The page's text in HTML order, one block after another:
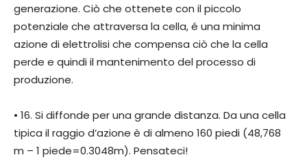
generazione. Ciò che ottenete con il piccolo
potenziale che attraversa la cella, é una minima
azione di elettrolisi che compensa ciò che la cella
perde e quindi il mantenimento del processo di
produzione.
• 16. Si diffonde per una grande distanza. Da una cella
tipica il raggio d’azione è di almeno 160 piedi (48,768
m – 1 piede=0.3048m). Pensateci!